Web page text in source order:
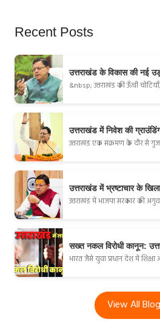
Recent Posts
उत्तराखंड के विकास की नई
&nbsp; उत्तराखंड की ऊँची
उत्तराखंड में निवेश की
उत्तराखंड एक संक्रमण के दौर से
उत्तराखंड में भ्रष्टाचार के
उत्तराखंड में भाजपा सरकार की
सख्त नकल विरोधी कानून:
भारत जैसे युवा प्रधान देश में शिक्षा
View All